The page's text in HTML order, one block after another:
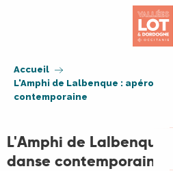
Accueil
L'Amphi de Lalbenque : apéro
contemporaine
L'Amphi de Lalbenque
danse contemporaine